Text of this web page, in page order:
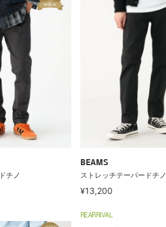
チノ
BEAMS
ストレッチテーパードチノ
¥13,200
REARRIVAL